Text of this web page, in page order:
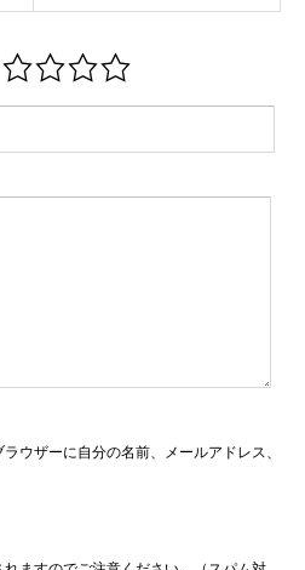
ウザーに自分の名前、メールアドレス、